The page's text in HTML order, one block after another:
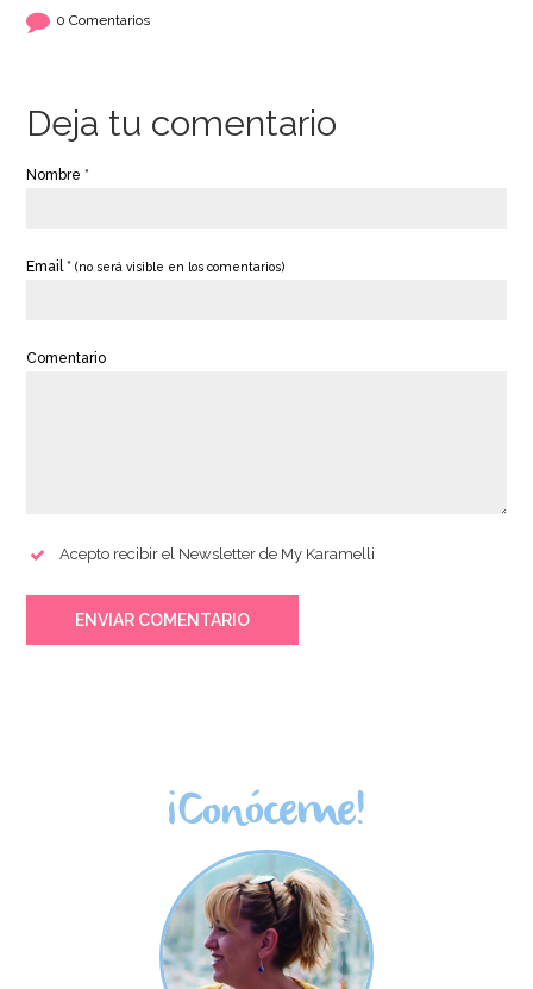
0 Comentarios
Deja tu comentario
Nombre *
Email *(no será visible en los comentarios)
Comentario
Acepto recibir el Newsletter de My Karamelli
ENVIAR COMENTARIO
¡Conóceme!